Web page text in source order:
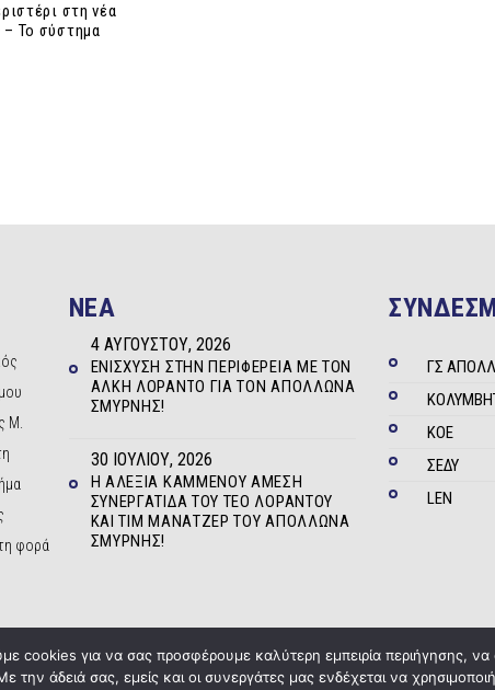
στη νέα
– Το σύστημα
Μ.
φορά
NEA
ΕΝΊΣΧΥΣΗ ΣΤΗΝ ΠΕΡΙΦΈΡΕΙΑ ΜΕ ΤΟΝ
ΆΛΚΗ ΛΟΡΆΝΤΟ ΓΙΑ ΤΟΝ ΑΠΌΛΛΩΝΑ
ΣΜΎΡΝΗΣ!
4 ΑΥΓΟΎΣΤΟΥ, 2026
Η ΑΛΕΞΊΑ ΚΑΜΜΈΝΟΥ ΆΜΕΣΗ
ΣΥΝΕΡΓΆΤΙΔΑ ΤΟΥ ΤΕΌ ΛΟΡΆΝΤΟΥ
ΚΑΙ ΤΙΜ ΜΆΝΑΤΖΕΡ ΤΟΥ ΑΠΌΛΛΩΝΑ
ΣΜΎΡΝΗΣ!
30 ΙΟΥΛΊΟΥ, 2026
ΓΣ
ΚΟΕ
ΣΕΔΥ
LEN
Copyright © 2020ΓΣ Απόλλων ΣμύρνηςPowered by
cookies για να σας προσφέρουμε καλύτερη εμπειρία περιήγησης,
την άδειά σας, εμείς και οι συνεργάτες μας ενδέχεται να